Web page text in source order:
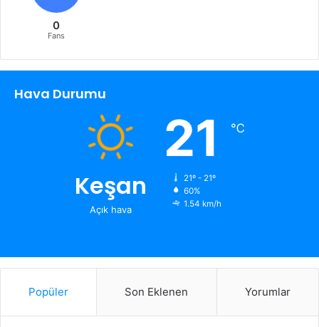
0
Fans
Hava Durumu
Keşan
Açık hava
21 ℃
21º - 21º
60%
1.54 km/h
Popüler Son Eklenen Yorumlar